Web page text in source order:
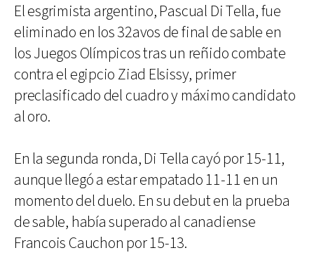
El esgrimista argentino, Pascual Di Tella, fue
eliminado en los 32avos de final de sable en
los Juegos Olímpicos tras un reñido combate
contra el egipcio Ziad Elsissy, primer
preclasificado del cuadro y máximo candidato
al oro.
En la segunda ronda, Di Tella cayó por 15-11,
aunque llegó a estar empatado 11-11 en un
momento del duelo. En su debut en la prueba
de sable, había superado al canadiense
Francois Cauchon por 15-13.